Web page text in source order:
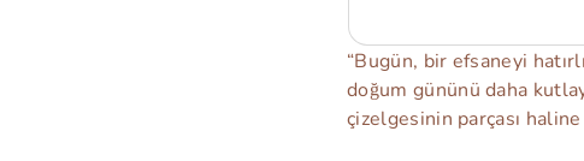
“Bugün, bir efsaneyi
doğum gününü daha
çizelgesinin parçası